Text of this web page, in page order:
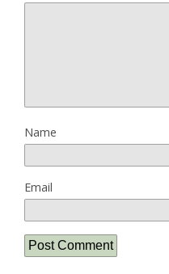
Name
Email